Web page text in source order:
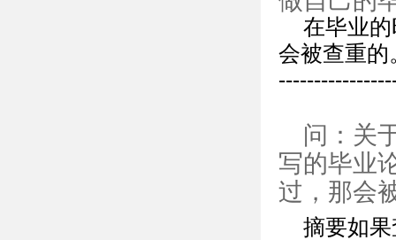
在毕业
会被查重的
问：关
写的毕业
过，那会
摘要如